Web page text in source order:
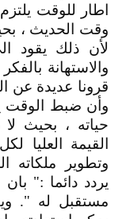
اطار للوقت
وقت الحديث ،
لأن ذلك يقود
والاستهانة
قرونا عديدة عن
وأن ضبط الوقت
حياته ، بحيث
القيمة العليا
وتطوير ملكاته
يردد دائما :"
مستقبل له ".